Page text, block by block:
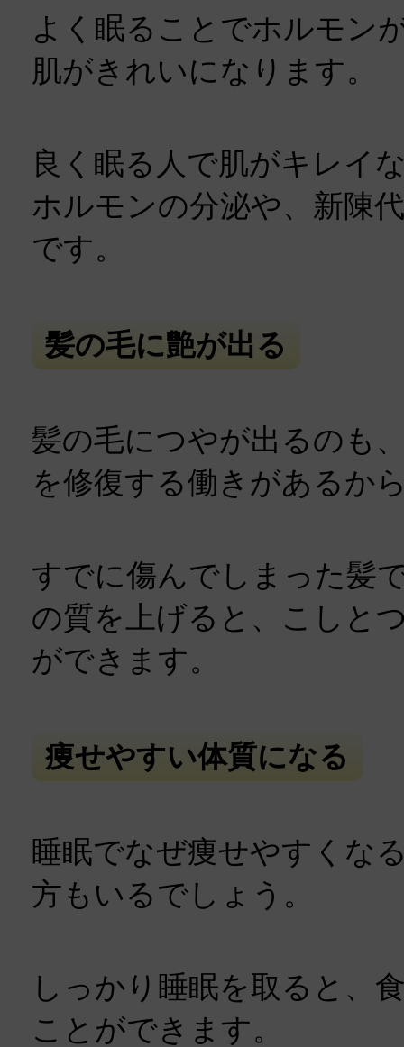
よく眠ることでホルモン
肌がきれいになります。
良く眠る人で肌がキレイ
ホルモンの分泌や、新陳
です。
髪の毛に艶が出る
髪の毛につやが出るのも
を修復する働きがあるか
すでに傷んでしまった髪
の質を上げると、こしと
ができます。
痩せやすい体質になる
睡眠でなぜ痩せやすくな
方もいるでしょう。
しっかり睡眠を取ると、
ことができます。